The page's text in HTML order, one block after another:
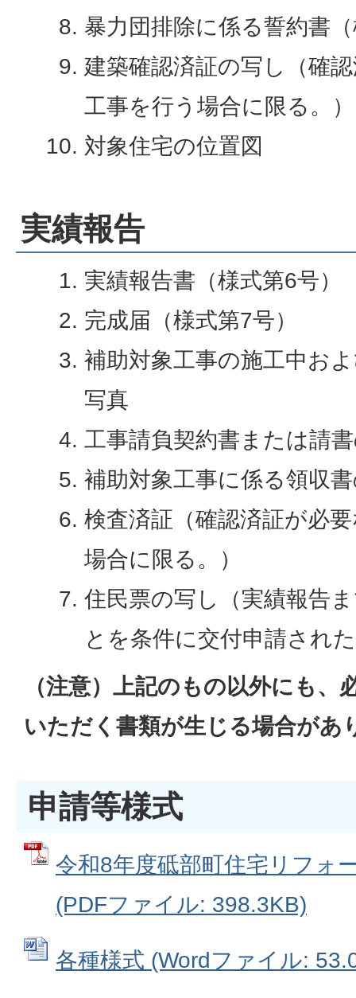
暴力団排除に係る誓約書
建築確認済証の写し（確
工事を行う場合に限る。）
対象住宅の位置図
実績報告
実績報告書（様式第6号）
完成届（様式第7号）
補助対象工事の施工中お
写真
工事請負契約書または請
補助対象工事に係る領収
検査済証（確認済証が必
場合に限る。）
住民票の写し（実績報告
とを条件に交付申請され
（注意）上記のもの以外にも、
いただく書類が生じる場合があ
申請等様式
令和8年度砥部町住宅リフォ
(PDFファイル: 398.3KB)
各種様式 (Wordファイル: